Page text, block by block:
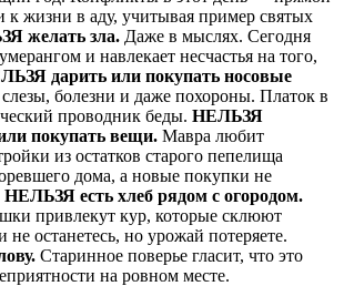
к жизни в аду, учитывая пример святых
желать зла. Даже в мыслях. Сегодня
и навлекает несчастья на того,
дарить или покупать носовые
болезни и даже похороны. Платок в
проводник беды. НЕЛЬЗЯ
покупать вещи. Мавра любит
из остатков старого пепелища
дома, а новые покупки не
НЕЛЬЗЯ есть хлеб рядом с огородом.
привлекут кур, которые склюют
не останетесь, но урожай потеряете.
Старинное поверье гласит, что это
на ровном месте.